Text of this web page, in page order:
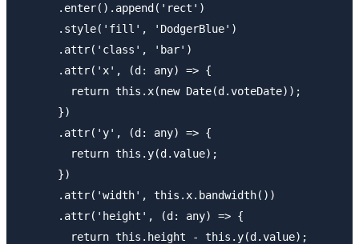
      .enter().append('rect')
      .style('fill', 'DodgerBlue')
      .attr('class', 'bar')
      .attr('x', (d: any) => {
        return this.x(new Date(d.voteDate));
      })
      .attr('y', (d: any) => {
        return this.y(d.value);
      })
      .attr('width', this.x.bandwidth())
      .attr('height', (d: any) => {
        return this.height - this.y(d.value);